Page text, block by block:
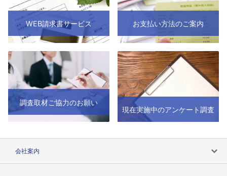
WEB請求書サービス お支払い方法のご案内
調査取材ご協力のお願い
現在実施中のアンケート調査
会社案内